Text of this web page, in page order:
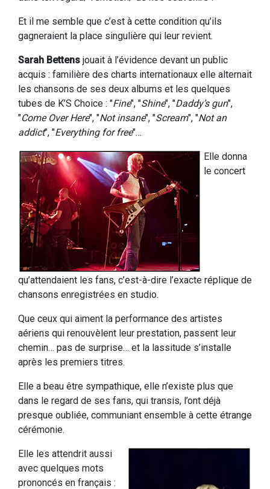
Et il me semble que c’est à cette condition qu’ils
gagneraient la place singulière qui leur revient.
Sarah Bettens jouait à l’évidence devant un public
acquis : familière des charts internationaux elle alternait
les chansons de ses deux albums et les quelques
tubes de K’S Choice : "Fine", "Shine", "Daddy’s gun",
"Come Over Here", "Not insane", "Scream", "Not an
addict", "Everything for free"…
Elle donna
le concert
qu’attendaient les fans, c’est-à-dire l’exacte réplique de
chansons enregistrées en studio.
Que ceux qui aiment la performance des artistes
aériens qui renouvèlent leur prestation, passent leur
chemin… pas de surprise… et la lassitude s’installe
après les premiers titres.
Elle a beau être sympathique, elle n’existe plus que
dans le regard de ses fans, qui transis, l’ont déjà
presque oubliée, communiant ensemble à cette étrange
cérémonie.
Elle les attendrit aussi
avec quelques mots
prononcés en français :